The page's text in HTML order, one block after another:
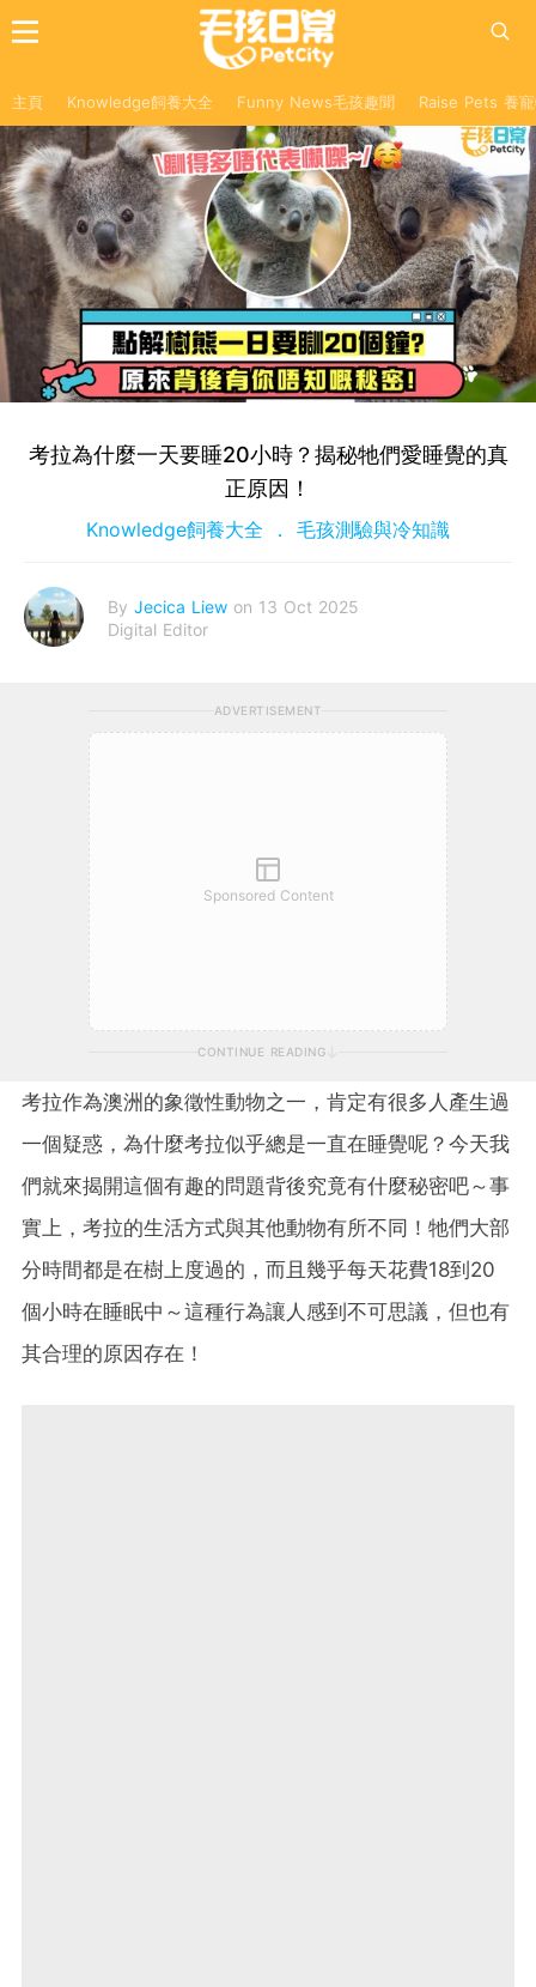
主頁 Knowledge飼養大全 Funny News毛孩趣聞 Raise Pets 養
考拉為什麼一天要睡20小時？揭秘牠們愛睡覺的真
正原因！
Knowledge飼養大全 毛孩測驗與冷知識
By Jecica Liew on 13 Oct 2025
Digital Editor
ADVERTISEMENT
Sponsored Content
CONTINUE READING
考拉作為澳洲的象徵性動物之一，肯定有很多人產生過
一個疑惑，為什麼考拉似乎總是一直在睡覺呢？今天我
們就來揭開這個有趣的問題背後究竟有什麼秘密吧～事
實上，考拉的生活方式與其他動物有所不同！牠們大部
分時間都是在樹上度過的，而且幾乎每天花費18到20
個小時在睡眠中～這種行為讓人感到不可思議，但也有
其合理的原因存在！